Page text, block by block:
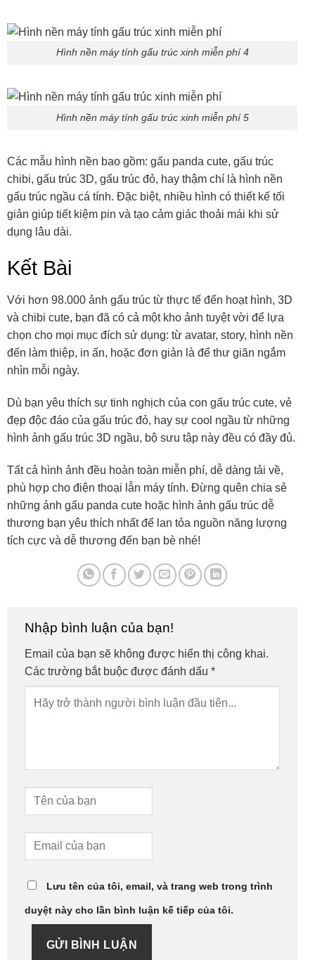
Hình nền máy tính gấu trúc xinh miễn phí 4
Hình nền máy tính gấu trúc xinh miễn phí 5
Các mẫu hình nền bao gồm: gấu panda cute, gấu trúc
chibi, gấu trúc 3D, gấu trúc đỏ, hay thậm chí là hình nền
gấu trúc ngầu cá tính. Đặc biệt, nhiều hình có thiết kế tối
giản giúp tiết kiệm pin và tạo cảm giác thoải mái khi sử
dụng lâu dài.
Kết Bài
Với hơn 98.000 ảnh gấu trúc từ thực tế đến hoạt hình, 3D
và chibi cute, bạn đã có cả một kho ảnh tuyệt vời để lựa
chọn cho mọi mục đích sử dụng: từ avatar, story, hình nền
đến làm thiệp, in ấn, hoặc đơn giản là để thư giãn ngắm
nhìn mỗi ngày.
Dù bạn yêu thích sự tinh nghịch của con gấu trúc cute, vẻ
đẹp độc đáo của gấu trúc đỏ, hay sự cool ngầu từ những
hình ảnh gấu trúc 3D ngầu, bộ sưu tập này đều có đầy đủ.
Tất cả hình ảnh đều hoàn toàn miễn phí, dễ dàng tải về,
phù hợp cho điện thoại lẫn máy tính. Đừng quên chia sẻ
những ảnh gấu panda cute hoặc hình ảnh gấu trúc dễ
thương bạn yêu thích nhất để lan tỏa nguồn năng lượng
tích cực và dễ thương đến bạn bè nhé!
Nhập bình luận của bạn!
Email của bạn sẽ không được hiển thị công khai.
Các trường bắt buộc được đánh dấu *
Lưu tên của tôi, email, và trang web trong trình
duyệt này cho lần bình luận kế tiếp của tôi.
GỬI BÌNH LUẬN